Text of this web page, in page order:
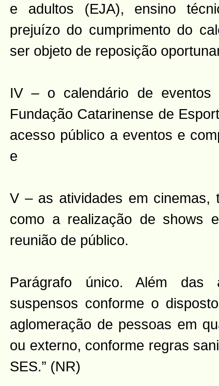
e adultos (EJA), ensino
prejuízo do cumprimento do
ser objeto de reposição
IV – o calendário de eventos
Fundação Catarinense de
acesso público a eventos e
e
V – as atividades em cinemas,
como a realização de shows
reunião de público.
Parágrafo único. Além das
suspensos conforme o
aglomeração de pessoas em
ou externo, conforme regras
SES.” (NR)